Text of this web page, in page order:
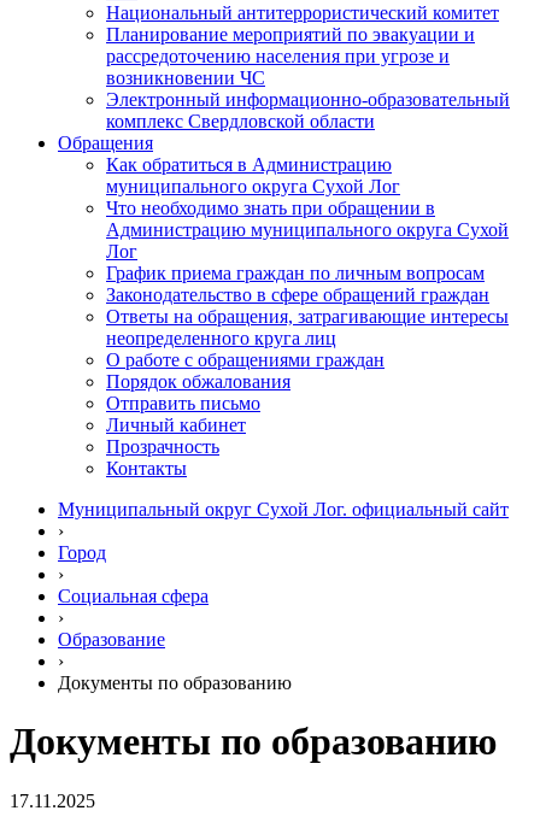
Национальный антитеррористический комитет
Планирование мероприятий по эвакуации и
рассредоточению населения при угрозе и
возникновении ЧС
Электронный информационно-образовательный
комплекс Свердловской области
Обращения
Как обратиться в Администрацию
муниципального округа Сухой Лог
Что необходимо знать при обращении в
Администрацию муниципального округа Сухой
Лог
График приема граждан по личным вопросам
Законодательство в сфере обращений граждан
Ответы на обращения, затрагивающие интересы
неопределенного круга лиц
О работе с обращениями граждан
Порядок обжалования
Отправить письмо
Личный кабинет
Прозрачность
Контакты
Муниципальный округ Сухой Лог. официальный сайт
›
Город
›
Социальная сфера
›
Образование
›
Документы по образованию
Документы по образованию
17.11.2025